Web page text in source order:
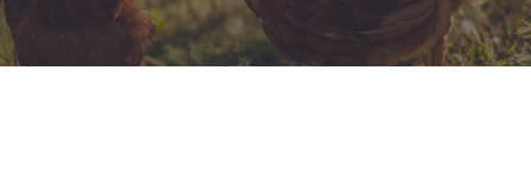
Carret